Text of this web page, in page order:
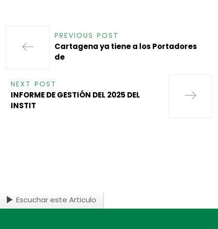
PREVIOUS POST
Cartagena ya tiene a los Portadores
de
NEXT POST
INFORME DE GESTIÓN DEL 2025 DEL
INSTIT
Escuchar este Articulo